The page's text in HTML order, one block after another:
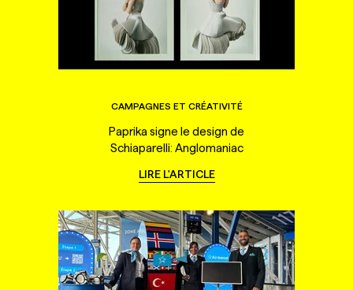
CAMPAGNES ET CRÉATIVITÉ
Paprika signe le design de
Schiaparelli: Anglomaniac
LIRE L'ARTICLE